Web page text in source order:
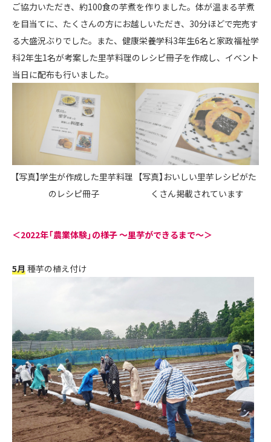
ご協力いただき、約100食の芋煮を作りました。体が温まる芋煮
を目当てに、たくさんの方にお越しいただき、30分ほどで完売す
る大盛況ぶりでした。また、健康栄養学科3年生6名と家政福祉学
科2年生1名が考案した里芋料理のレシピ冊子を作成し、イベント
当日に配布も行いました。
【写真】学生が作成した里芋料理
のレシピ冊子
【写真】おいしい里芋レシピがた
くさん掲載されています
＜2022年「農業体験」の様子 ～里芋ができるまで～＞
5月種芋の植え付け